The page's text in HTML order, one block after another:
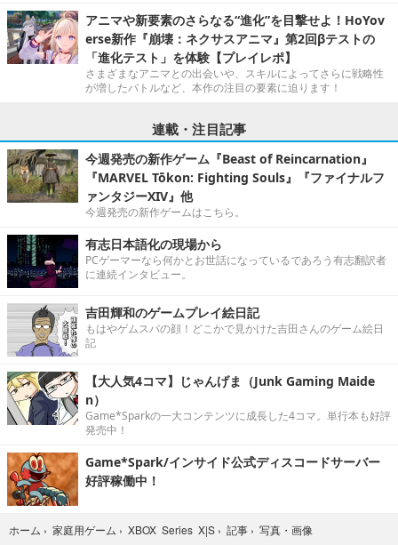
アニマや新要素のさらなる“進化”を目撃せよ！HoYov
erse新作『崩壊：ネクサスアニマ』第2回βテストの
「進化テスト」を体験【プレイレポ】
さまざまなアニマとの出会いや、スキルによってさらに戦略性
が増したバトルなど、本作の注目の要素に迫ります！
連載・注目記事
今週発売の新作ゲーム『Beast of Reincarnation』
『MARVEL Tōkon: Fighting Souls』『ファイナルフ
ァンタジーXIV』他
今週発売の新作ゲームはこちら。
有志日本語化の現場から
PCゲーマーなら何かとお世話になっているであろう有志翻訳者
に連続インタビュー。
吉田輝和のゲームプレイ絵日記
もはやゲムスパの顔！どこかで見かけた吉田さんのゲーム絵日
記
【大人気4コマ】じゃんげま（Junk Gaming Maide
n）
Game*Sparkの一大コンテンツに成長した4コマ。単行本も好評
発売中！
Game*Spark/インサイド公式ディスコードサーバー
好評稼働中！
ホーム › 家庭用ゲーム › XBOX Series X|S › 記事 › 写真・画像